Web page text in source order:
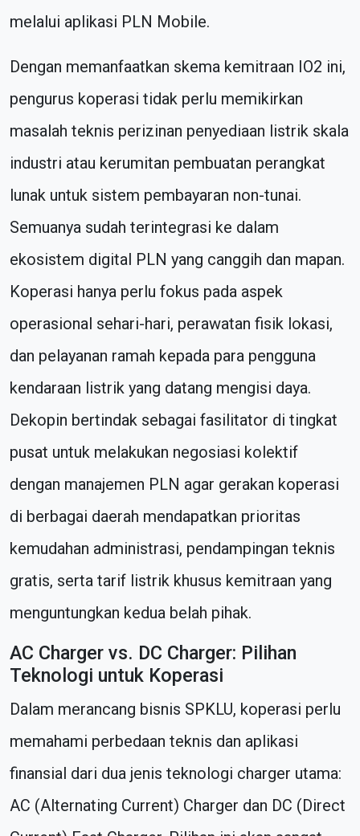
melalui aplikasi PLN Mobile.
Dengan memanfaatkan skema kemitraan IO2 ini,
pengurus koperasi tidak perlu memikirkan
masalah teknis perizinan penyediaan listrik skala
industri atau kerumitan pembuatan perangkat
lunak untuk sistem pembayaran non-tunai.
Semuanya sudah terintegrasi ke dalam
ekosistem digital PLN yang canggih dan mapan.
Koperasi hanya perlu fokus pada aspek
operasional sehari-hari, perawatan fisik lokasi,
dan pelayanan ramah kepada para pengguna
kendaraan listrik yang datang mengisi daya.
Dekopin bertindak sebagai fasilitator di tingkat
pusat untuk melakukan negosiasi kolektif
dengan manajemen PLN agar gerakan koperasi
di berbagai daerah mendapatkan prioritas
kemudahan administrasi, pendampingan teknis
gratis, serta tarif listrik khusus kemitraan yang
menguntungkan kedua belah pihak.
AC Charger vs. DC Charger: Pilihan
Teknologi untuk Koperasi
Dalam merancang bisnis SPKLU, koperasi perlu
memahami perbedaan teknis dan aplikasi
finansial dari dua jenis teknologi charger utama:
AC (Alternating Current) Charger dan DC (Direct